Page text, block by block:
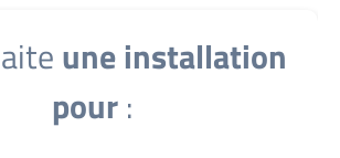
une installation
pour: